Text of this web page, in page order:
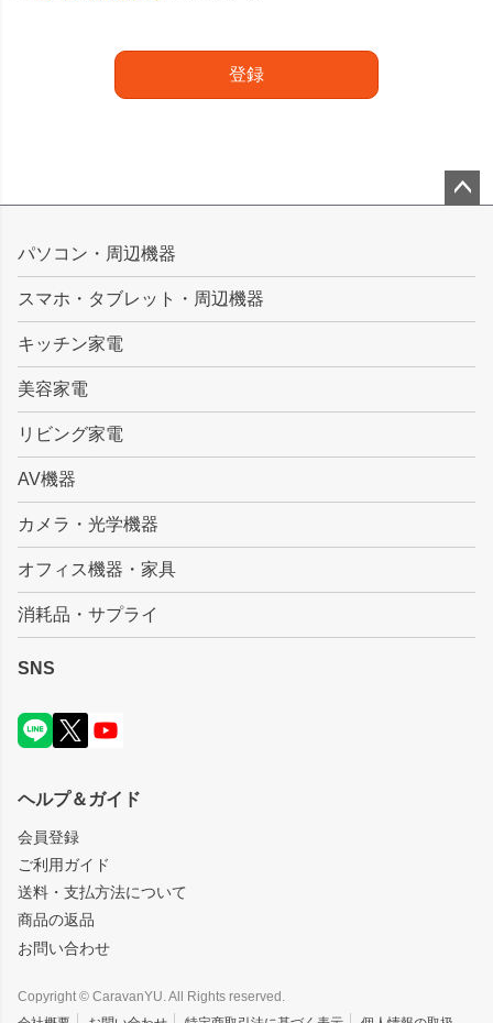
登録
ップ
パソコン・周辺機器
スマホ・タブレット・周辺機器
キッチン家電
美容家電
リビング家電
AV機器
カメラ・光学機器
オフィス機器・家具
消耗品・サプライ
SNS
ヘルプ＆ガイド
会員登録
ご利用ガイド
送料・支払方法について
商品の返品
お問い合わせ
Copyright © CaravanYU. All Rights reserved.